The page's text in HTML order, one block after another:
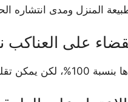
المنزل ومدى انتشاره الحشرات،
على العناكب
الدورية والإجراءات الوقائية.